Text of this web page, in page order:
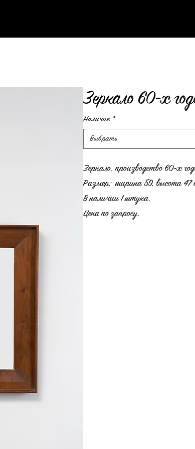
Зеркало 60-х
Наличие *
Выбрать
Зеркало, производство 60-х
Размер: ширина 59, высота 47
В наличии 1 штука.
Цена по запросу.